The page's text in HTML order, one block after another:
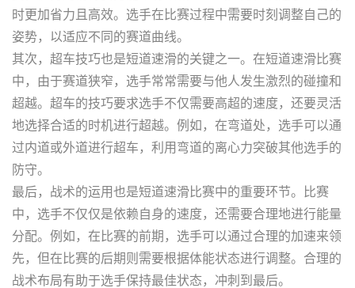
时更加省力且高效。选手在比赛过程中需要时刻调整自己的
姿势，以适应不同的赛道曲线。
其次，超车技巧也是短道速滑的关键之一。在短道速滑比赛
中，由于赛道狭窄，选手常常需要与他人发生激烈的碰撞和
超越。超车的技巧要求选手不仅需要高超的速度，还要灵活
地选择合适的时机进行超越。例如，在弯道处，选手可以通
过内道或外道进行超车，利用弯道的离心力突破其他选手的
防守。
最后，战术的运用也是短道速滑比赛中的重要环节。比赛
中，选手不仅仅是依赖自身的速度，还需要合理地进行能量
分配。例如，在比赛的前期，选手可以通过合理的加速来领
先，但在比赛的后期则需要根据体能状态进行调整。合理的
战术布局有助于选手保持最佳状态，冲刺到最后。